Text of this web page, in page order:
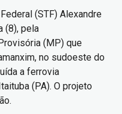
(STF) Alexandre
(8), pela
(MP) que
no sudoeste do
a ferrovia
(PA). O projeto